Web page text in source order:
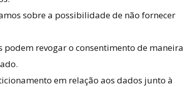
sobre a possibilidade de não fornecer
podem revogar o consentimento de maneira
em relação aos dados junto à